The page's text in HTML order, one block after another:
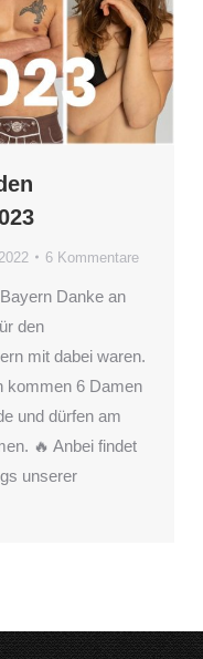
6 Kommentare
Danke an
den
mit dabei waren.
kommen 6 Damen
und dürfen am
🔥 Anbei findet
unserer